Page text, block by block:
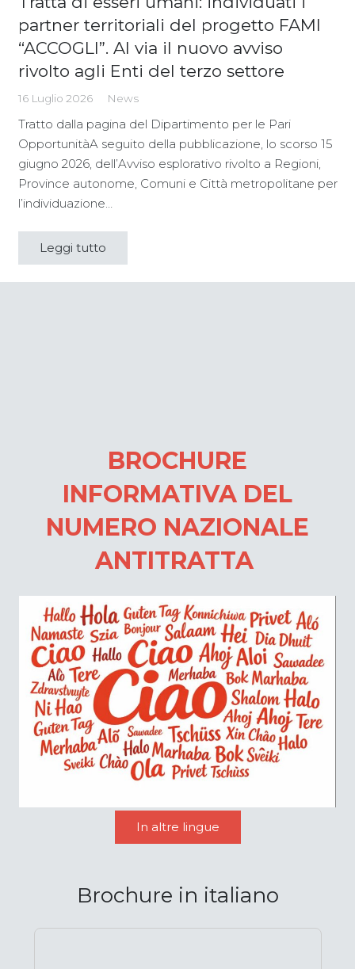
partner territoriali del progetto FAMI
“ACCOGLI”. Al via il nuovo avviso
rivolto agli Enti del terzo settore
16 Luglio 2026 News
Tratto dalla pagina del Dipartimento per le Pari
OpportunitàA seguito della pubblicazione, lo scorso 15
giugno 2026, dell’Avviso esplorativo rivolto a Regioni,
Province autonome, Comuni e Città metropolitane per
l’individuazione…
Leggi tutto
BROCHURE
INFORMATIVA DEL
NUMERO NAZIONALE
ANTITRATTA
In altre lingue
Brochure in italiano